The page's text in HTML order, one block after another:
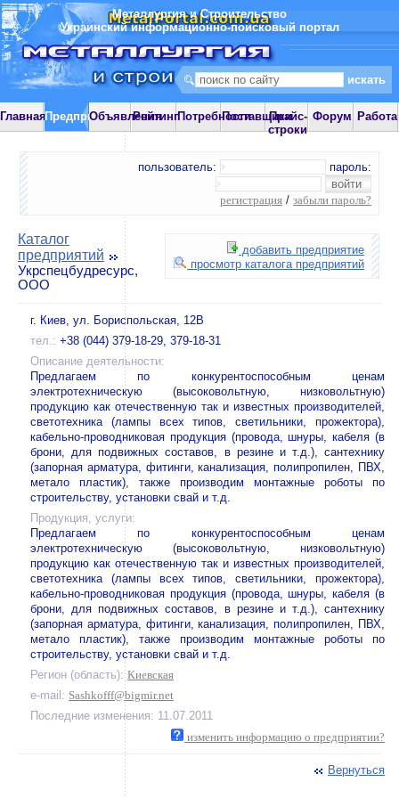
Металлургия и Строительство
Украинский информационно-поисковый портал
ГлавнаяПредприятияОбъявления
РейтингПотребностиПоставщики
Прайс-
строки
Форум Работа
пользователь: пароль:
регистрация / забыли пароль?
добавить предприятие
просмотр каталога предприятий
Каталог
предприятий
Укрспецбудресурс,
ООО
г. Киев, ул. Бориспольская, 12В
тел.: +38 (044) 379-18-29, 379-18-31
Описание деятельности:
Предлагаем по конкурентоспособным ценам
электротехническую (высоковольтную, низковольтную)
продукцию как отечественную так и известных производителей,
светотехника (лампы всех типов, светильники, прожектора),
кабельно-проводниковая продукция (провода, шнуры, кабеля (в
брони, для подвижных составов, в резине и т.д.), сантехнику
(запорная арматура, фитинги, канализация, полипропилен, ПВХ,
метало пластик), также производим монтажные роботы по
строительству, установки свай и т.д.
Продукция, услуги:
Предлагаем по конкурентоспособным ценам
электротехническую (высоковольтную, низковольтную)
продукцию как отечественную так и известных производителей,
светотехника (лампы всех типов, светильники, прожектора),
кабельно-проводниковая продукция (провода, шнуры, кабеля (в
брони, для подвижных составов, в резине и т.д.), сантехнику
(запорная арматура, фитинги, канализация, полипропилен, ПВХ,
метало пластик), также производим монтажные роботы по
строительству, установки свай и т.д.
Регион (область): Киевская
e-mail: Sashkofff@bigmir.net
Последние изменения: 11.07.2011
изменить информацию о предприятии?
Вернуться